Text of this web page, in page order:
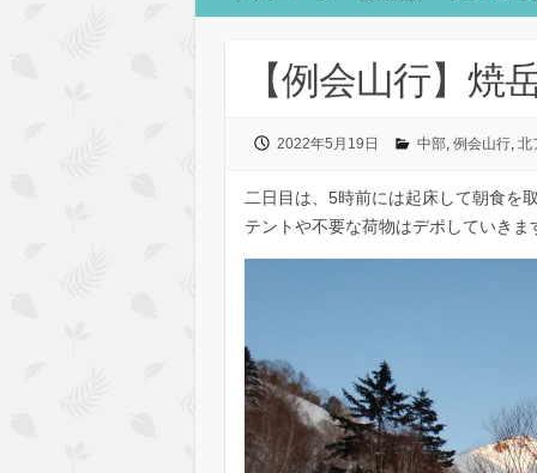
【例会山行】焼
2022年5月19日 中部, 例会山行, 北
二日目は、5時前には起床して朝食を
テントや不要な荷物はデポしていき